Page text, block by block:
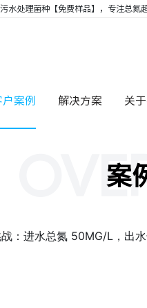
水处理菌种【免费样品】，专注总
户案例 解决方案 关
案
：进水总氮 50MG/L，出